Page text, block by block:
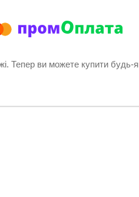
Тепер ви можете купити будь-